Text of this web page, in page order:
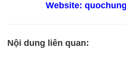
Website:
Nội dung liên quan: